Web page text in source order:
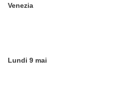
Venezia
Lundi 9 mai